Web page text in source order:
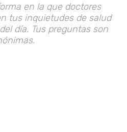
en la que doctores
tus inquietudes de salud
día. Tus preguntas son